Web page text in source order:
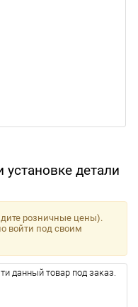
установке детали
розничные цены).
войти под своим
данный товар под заказ.